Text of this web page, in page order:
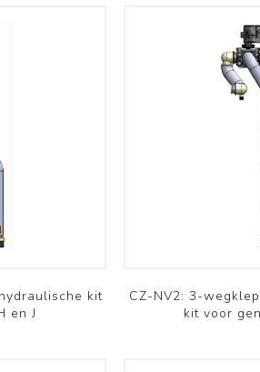
kit
en J
CZ-NV2: 3-
kit voor